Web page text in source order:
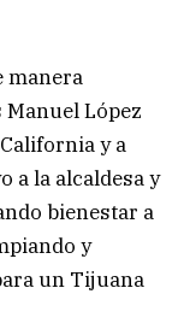
manera
López
y a
a la alcaldesa y
bienestar a
y
un Tijuana